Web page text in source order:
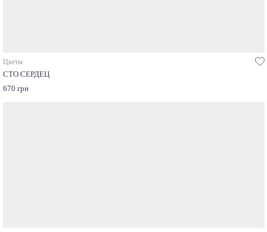
Цветы
СТО СЕРДЕЦ
670 грн